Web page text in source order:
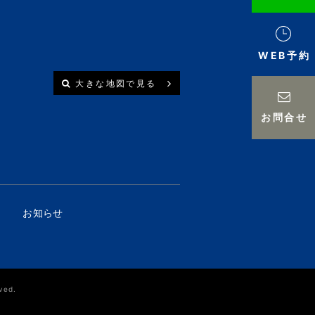
WEB予約
お問合せ
大きな地図で見る
お知らせ